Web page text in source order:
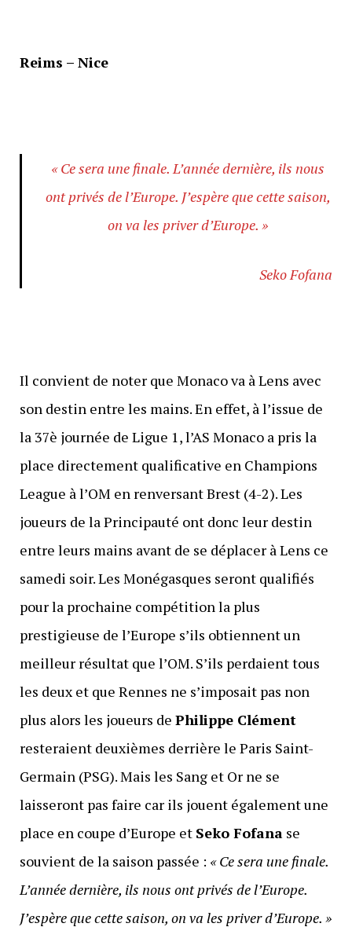
Reims – Nice
« Ce sera une finale. L’année dernière, ils nous
ont privés de l’Europe. J’espère que cette saison,
on va les priver d’Europe. »
Seko Fofana
Il convient de noter que Monaco va à Lens avec
son destin entre les mains. En effet, à l’issue de
la 37è journée de Ligue 1, l’AS Monaco a pris la
place directement qualificative en Champions
League à l’OM en renversant Brest (4-2). Les
joueurs de la Principauté ont donc leur destin
entre leurs mains avant de se déplacer à Lens ce
samedi soir. Les Monégasques seront qualifiés
pour la prochaine compétition la plus
prestigieuse de l’Europe s’ils obtiennent un
meilleur résultat que l’OM. S’ils perdaient tous
les deux et que Rennes ne s’imposait pas non
plus alors les joueurs de Philippe Clément
resteraient deuxièmes derrière le Paris Saint-
Germain (PSG). Mais les Sang et Or ne se
laisseront pas faire car ils jouent également une
place en coupe d’Europe et Seko Fofanase
souvient de la saison passée : « Ce sera une finale.
L’année dernière, ils nous ont privés de l’Europe.
J’espère que cette saison, on va les priver d’Europe. »